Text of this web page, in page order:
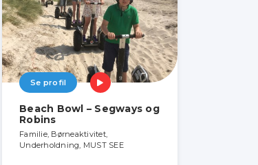
Se profil
Beach Bowl – Segways og
Robins
Familie, Børneaktivitet,
Underholdning, MUST SEE